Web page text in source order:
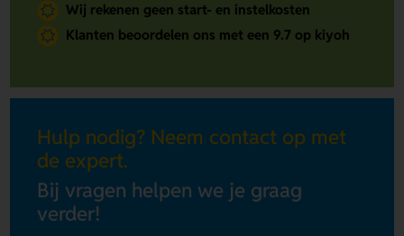
Wij rekenen geen start- en instelkosten
Klanten beoordelen ons met een 9.7 op kiyoh
Hulp nodig? Neem contact op met
de expert.
Bij vragen helpen we je graag
verder!